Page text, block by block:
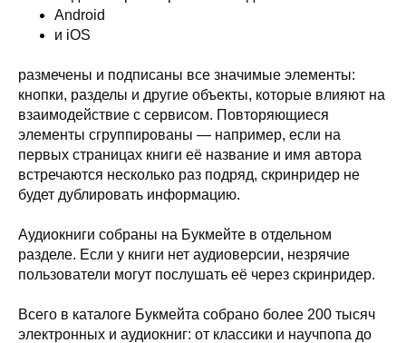
Android
и iOS
размечены и подписаны все значимые элементы:
кнопки, разделы и другие объекты, которые влияют на
взаимодействие с сервисом. Повторяющиеся
элементы сгруппированы — например, если на
первых страницах книги её название и имя автора
встречаются несколько раз подряд, скринридер не
будет дублировать информацию.
Аудиокниги собраны на Букмейте в отдельном
разделе. Если у книги нет аудиоверсии, незрячие
пользователи могут послушать её через скринридер.
Всего в каталоге Букмейта собрано более 200 тысяч
электронных и аудиокниг: от классики и научпопа до